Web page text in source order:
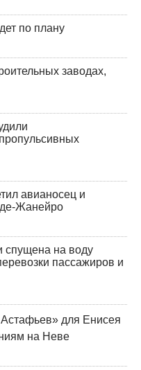
по плану
заводах,
авианосец и
Жанейро
спущена на воду
пассажиров и
для Енисея
на Неве